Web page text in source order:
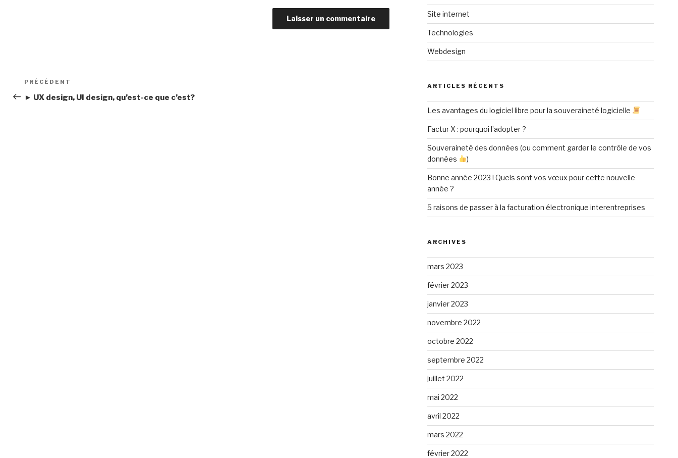
Navigation
de
Article
précédent
PRÉCÉDENT
► UX design, UI design, qu’est-ce que c’est?
Site internet
Technologies
Webdesign
ARTICLES RÉCENTS
Les avantages du logiciel libre pour la souveraineté logicielle
Factur-X : pourquoi l’adopter ?
Souveraineté des données (ou comment garder le contrôle de vos
données
)
Bonne année 2023 ! Quels sont vos vœux pour cette nouvelle
année ?
5 raisons de passer à la facturation électronique interentreprises
ARCHIVES
mars 2023
février 2023
janvier 2023
novembre 2022
octobre 2022
septembre 2022
juillet 2022
mai 2022
avril 2022
mars 2022
février 2022